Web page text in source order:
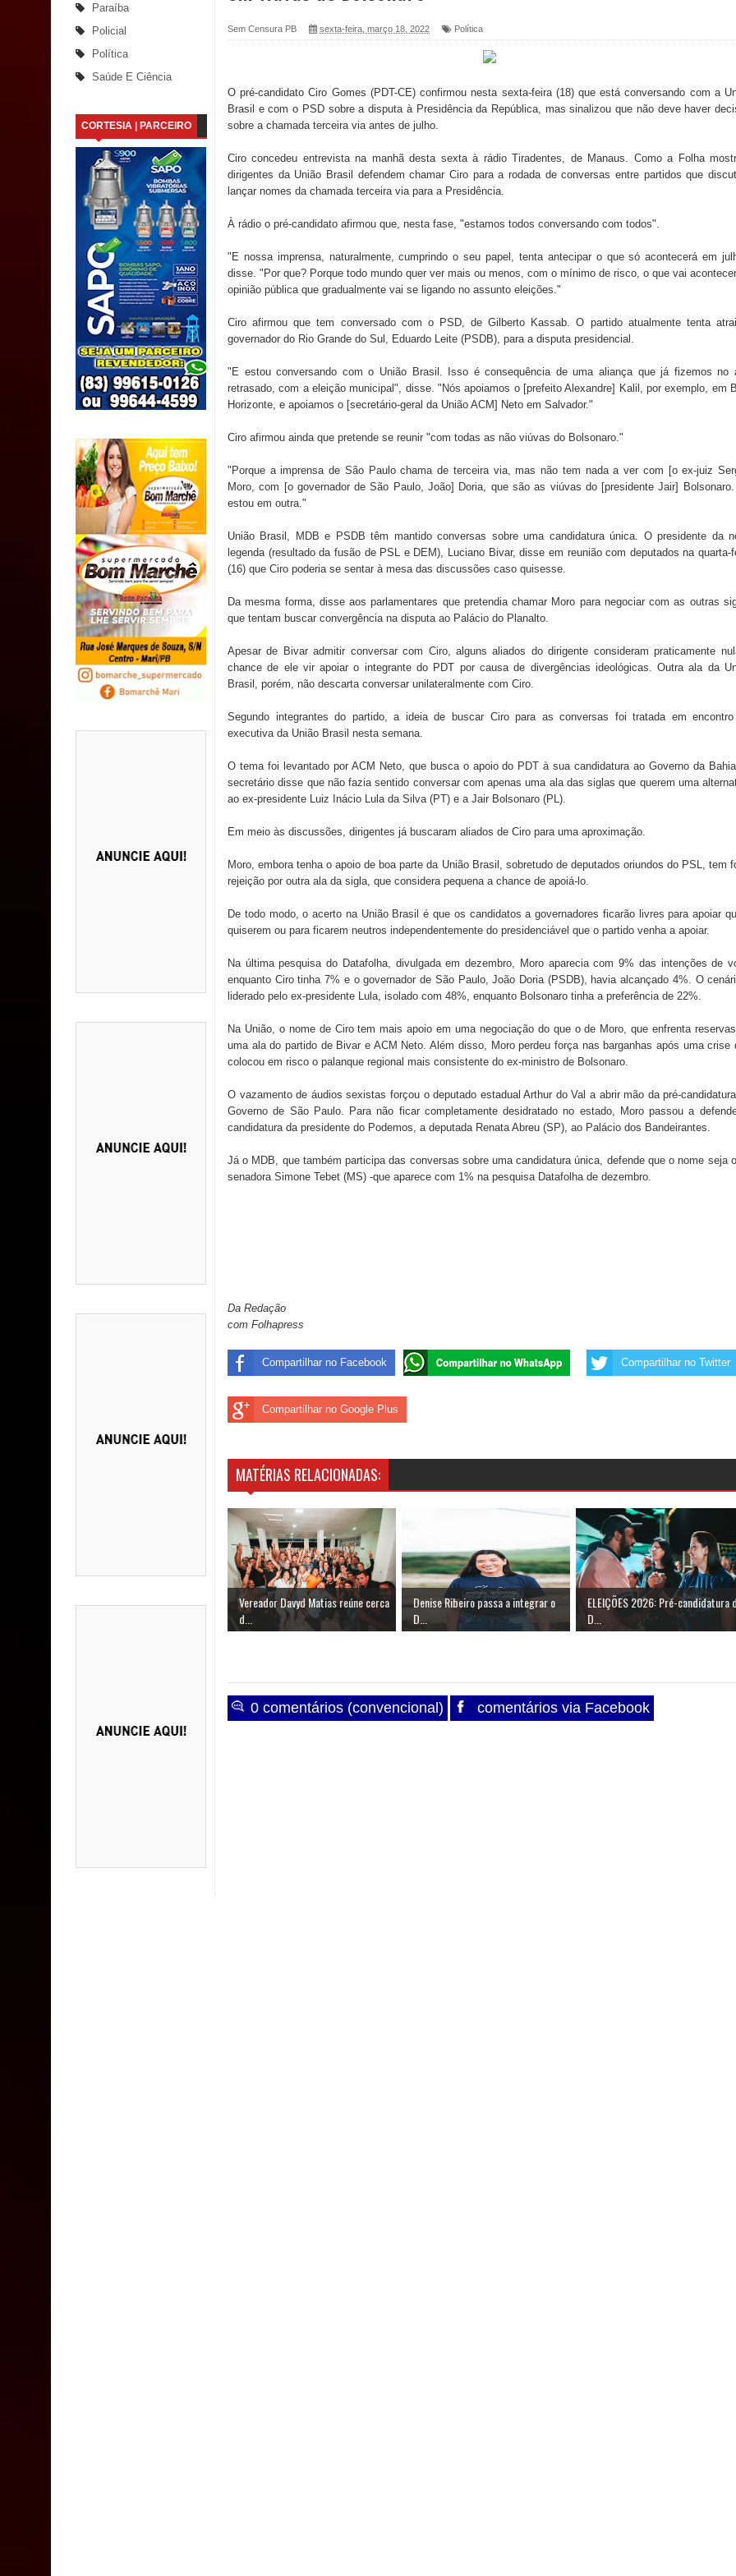
Saúde Bucal: Mais de 470 próteses dentárias já foram entregues pela Prefeitura de Sapé em 2026
Caldas Brandão: Tradicional Festa de Santana 2026 será neste sábado (25) e deve atrair grande público
Nota de pesar: Câmara de Marí lamenta a morte da ex-vereadora Neta do Sindicato
Prefeito Major Sidnei busca em Brasília recursos para nova Casa de Acolhida e CRAS de Sapé
Denise Ribeiro toma posse no Diretório Nacional do PDT durante Convenção em Brasília
Dois Gigantes da Poesia Paraibana inspiram a IV FEIRA LITERÁRIA DO BREJO em Guarabira
Vereador Davyd Matias reúne cerca de 200 lideranças em apoio à pré-candidatura de Denise Ribeiro à
Assembleia Legislativa
Mari marca presença no maior evento de saúde pública do planeta com foco na qualificação dos serviços do
SUS
MULUNGU: Servidora revela Perseguição na Gestão de Daniella Ribeiro e prática repudiável revolta
população
Caldas Brandão: IPMCB responde questionamentos da vereadora Rosângela e afirma que parcelamentos
são referentes a débitos históricos
Paraíba
Policial
Política
Saúde E Ciência
CORTESIA | PARCEIRO
Sem Censura PB sexta-feira, março 18, 2022 Política
O pré-candidato Ciro Gomes (PDT-CE) confirmou nesta sexta-feira (18) que está conversando com a
Brasil e com o PSD sobre a disputa à Presidência da República, mas sinalizou que não deve haver
sobre a chamada terceira via antes de julho.
Ciro concedeu entrevista na manhã desta sexta à rádio Tiradentes, de Manaus. Como a Folha
dirigentes da União Brasil defendem chamar Ciro para a rodada de conversas entre partidos que
lançar nomes da chamada terceira via para a Presidência.
À rádio o pré-candidato afirmou que, nesta fase, "estamos todos conversando com todos".
"E nossa imprensa, naturalmente, cumprindo o seu papel, tenta antecipar o que só acontecerá em
disse. "Por que? Porque todo mundo quer ver mais ou menos, com o mínimo de risco, o que vai
opinião pública que gradualmente vai se ligando no assunto eleições."
Ciro afirmou que tem conversado com o PSD, de Gilberto Kassab. O partido atualmente tenta
governador do Rio Grande do Sul, Eduardo Leite (PSDB), para a disputa presidencial.
"E estou conversando com o União Brasil. Isso é consequência de uma aliança que já fizemos no
retrasado, com a eleição municipal", disse. "Nós apoiamos o [prefeito Alexandre] Kalil, por exemplo, em
Horizonte, e apoiamos o [secretário-geral da União ACM] Neto em Salvador."
Ciro afirmou ainda que pretende se reunir "com todas as não viúvas do Bolsonaro."
"Porque a imprensa de São Paulo chama de terceira via, mas não tem nada a ver com [o ex-juiz
Moro, com [o governador de São Paulo, João] Doria, que são as viúvas do [presidente Jair]
estou em outra."
União Brasil, MDB e PSDB têm mantido conversas sobre uma candidatura única. O presidente da
legenda (resultado da fusão de PSL e DEM), Luciano Bivar, disse em reunião com deputados na quarta-
(16) que Ciro poderia se sentar à mesa das discussões caso quisesse.
Da mesma forma, disse aos parlamentares que pretendia chamar Moro para negociar com as outras
que tentam buscar convergência na disputa ao Palácio do Planalto.
Apesar de Bivar admitir conversar com Ciro, alguns aliados do dirigente consideram praticamente
chance de ele vir apoiar o integrante do PDT por causa de divergências ideológicas. Outra ala da
Brasil, porém, não descarta conversar unilateralmente com Ciro.
Segundo integrantes do partido, a ideia de buscar Ciro para as conversas foi tratada em
executiva da União Brasil nesta semana.
O tema foi levantado por ACM Neto, que busca o apoio do PDT à sua candidatura ao Governo da
secretário disse que não fazia sentido conversar com apenas uma ala das siglas que querem uma
ao ex-presidente Luiz Inácio Lula da Silva (PT) e a Jair Bolsonaro (PL).
Em meio às discussões, dirigentes já buscaram aliados de Ciro para uma aproximação.
Moro, embora tenha o apoio de boa parte da União Brasil, sobretudo de deputados oriundos do PSL, tem
rejeição por outra ala da sigla, que considera pequena a chance de apoiá-lo.
De todo modo, o acerto na União Brasil é que os candidatos a governadores ficarão livres para apoiar
quiserem ou para ficarem neutros independentemente do presidenciável que o partido venha a apoiar.
Na última pesquisa do Datafolha, divulgada em dezembro, Moro aparecia com 9% das intenções de
enquanto Ciro tinha 7% e o governador de São Paulo, João Doria (PSDB), havia alcançado 4%. O
liderado pelo ex-presidente Lula, isolado com 48%, enquanto Bolsonaro tinha a preferência de 22%.
Na União, o nome de Ciro tem mais apoio em uma negociação do que o de Moro, que enfrenta
uma ala do partido de Bivar e ACM Neto. Além disso, Moro perdeu força nas barganhas após uma crise
colocou em risco o palanque regional mais consistente do ex-ministro de Bolsonaro.
O vazamento de áudios sexistas forçou o deputado estadual Arthur do Val a abrir mão da pré-
Governo de São Paulo. Para não ficar completamente desidratado no estado, Moro passou a
candidatura da presidente do Podemos, a deputada Renata Abreu (SP), ao Palácio dos Bandeirantes.
Já o MDB, que também participa das conversas sobre uma candidatura única, defende que o nome seja
senadora Simone Tebet (MS) -que aparece com 1% na pesquisa Datafolha de dezembro.
Da Redação
com Folhapress
Compartilhar no Facebook Compartilhar no Twitter
Compartilhar no Google Plus
MATÉRIAS RELACIONADAS:
Vereador Davyd Matias reúne cerca
d...
Denise Ribeiro passa a integrar o
D...
ELEIÇÕES 2026: Pré-candidatura
D...
0 comentários (convencional) comentários via Facebook